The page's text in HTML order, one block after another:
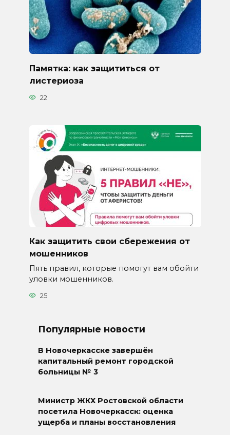
Памятка: как защититься от
листериоза
22
Как защитить свои сбережения от
мошенников
Пять правил, которые помогут вам обойти
уловки мошенников.
25
Популярные новости
В Новочеркасске завершён
капитальный ремонт городской
больницы № 3
Министр ЖКХ Ростовской области
посетила Новочеркасск: оценка
ущерба и планы восстановления